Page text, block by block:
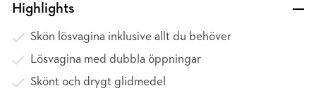
Highlights
Skön lösvagina inklusive allt du behöver
Lösvagina med dubbla öppningar
Skönt och drygt glidmedel